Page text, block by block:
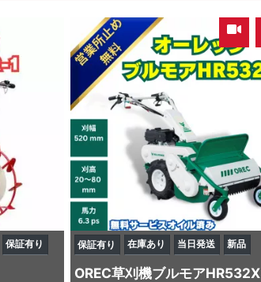
保証有り
保証有り 在庫あり 当日発送 新品
OREC草刈機ブルモアHR532X